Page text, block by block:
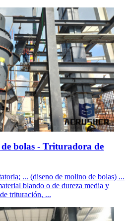
bolas - Trituradora de
... (diseno de molino de bolas) ...
blando o de dureza media y
trituración, ...